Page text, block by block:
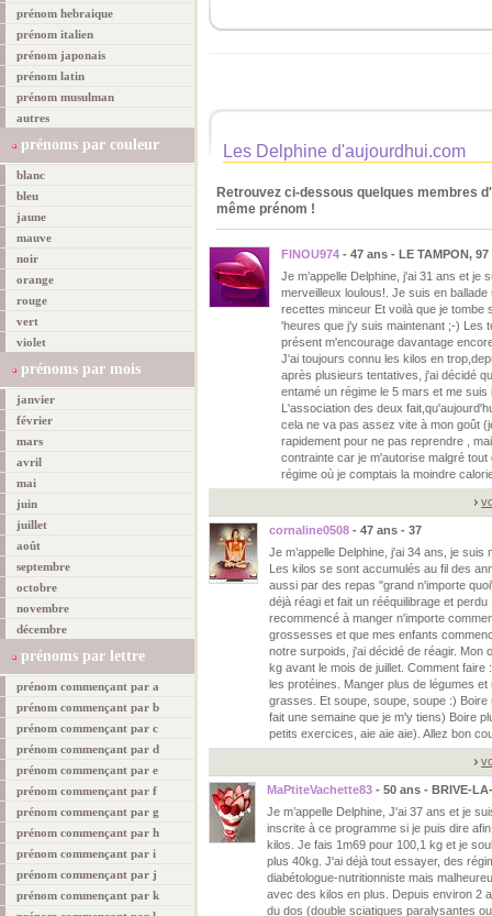
prénom hebraique
prénom italien
prénom japonais
prénom latin
prénom musulman
autres
prénoms par couleur
blanc
bleu
jaune
mauve
noir
orange
rouge
vert
violet
prénoms par mois
janvier
février
mars
avril
mai
juin
juillet
août
septembre
octobre
novembre
décembre
prénoms par lettre
prénom commençant par a
prénom commençant par b
prénom commençant par c
prénom commençant par d
prénom commençant par e
prénom commençant par f
prénom commençant par g
prénom commençant par h
prénom commençant par i
prénom commençant par j
prénom commençant par k
Les Delphine d'aujourdhui.com
Retrouvez ci-dessous quelques membres
même prénom !
FINOU974 - 47 ans - LE TAMPON, 97
Je m’appelle Delphine, j'ai 31 ans et je
merveilleux loulous!. Je suis en
recettes minceur Et voilà que je tombe
'heures que j'y suis maintenant ;-) Les
présent m'encourage davantage
J'ai toujours connu les kilos en
après plusieurs tentatives, j'ai décidé
entamé un régime le 5 mars et me
L'association des deux
cela ne va pas assez vite à mon goût
rapidement pour ne pas reprendre ,
contrainte car je m'autorise malgré
régime où je comptais la moindre
cornaline0508 - 47 ans - 37
Je m’appelle Delphine, j'ai 34 ans, je
Les kilos se sont accumulés au fil des
aussi par des repas "grand n'importe
déjà réagi et fait un rééquilibrage et
recommencé à manger n'importe
grossesses et que mes enfants
notre surpoids, j'ai décidé de réagir. Mon
kg avant le mois de juillet. Comment
les protéines. Manger plus de légumes
grasses. Et soupe, soupe, soupe :)
fait une semaine que je m'y tiens) Boire
petits exercices, aie aie aie). Allez bon
MaPtiteVachette83 - 50 ans - BRIVE-
Je m’appelle Delphine, J'ai 37 ans et je
inscrite à ce programme si je puis dire
kilos. Je fais 1m69 pour 100,1 kg et je
plus 40kg. J'ai déjà tout essayer, des
diabétologue-nutritionniste mais
avec des kilos en plus. Depuis environ 2
du dos (double sciatiques paralysantes